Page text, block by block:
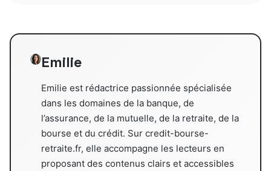
Emilie
Emilie est rédactrice passionnée spécialisée
dans les domaines de la banque, de
l’assurance, de la mutuelle, de la retraite, de la
bourse et du crédit. Sur credit-bourse-
retraite.fr, elle accompagne les lecteurs en
proposant des contenus clairs et accessibles